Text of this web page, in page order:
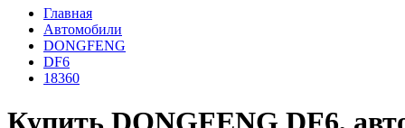
Главная
Автомобили
DONGFENG
DF6
18360